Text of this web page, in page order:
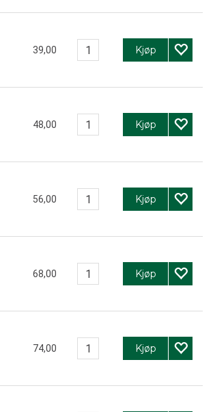
39,00 Kjøp
48,00 Kjøp
56,00 Kjøp
68,00 Kjøp
74,00 Kjøp